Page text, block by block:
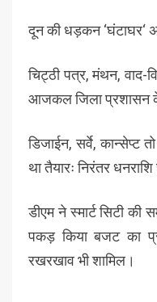
दून की धड़कन ‘घंटाघर‘
चिट्ठी पत्र, मंथन, वाद-
आजकल जिला प्रशासन
डिजाईन, सर्वे, कान्सेप्ट
था तैयारः निरंतर
डीएम ने स्मार्ट सिटी की
पकड़ किया बजट का
रखरखाव भी शामिल।